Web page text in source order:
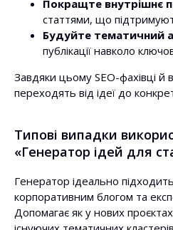
Покращте внутрішнє
статтями, що
Будуйте тематичний
публікації навколо
Завдяки цьому SEO-фахівці й
переходять від ідеї до
Типові випадки
«Генератор ідей для
Генератор ідеально
корпоративним блогом та
Допомагає як у нових